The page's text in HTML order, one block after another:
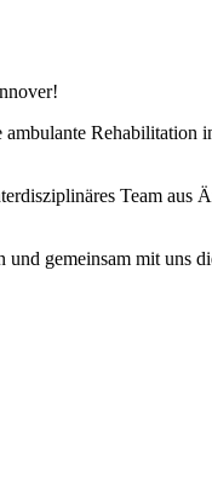
Team
gemeinsam mit